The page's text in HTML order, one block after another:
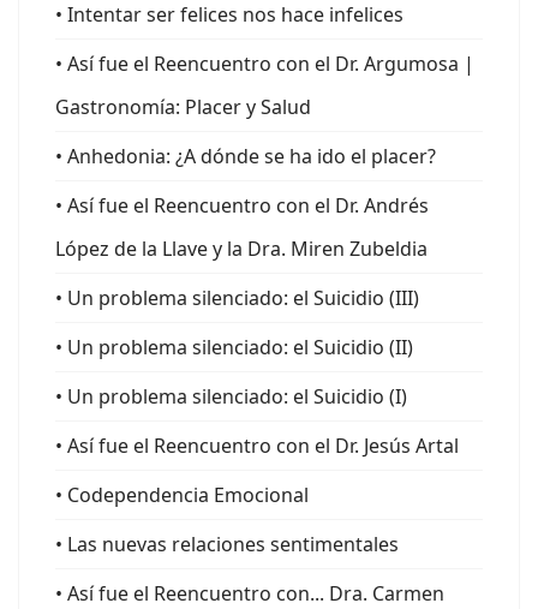
• Intentar ser felices nos hace infelices
• Así fue el Reencuentro con el Dr. Argumosa |
Gastronomía: Placer y Salud
• Anhedonia: ¿A dónde se ha ido el placer?
• Así fue el Reencuentro con el Dr. Andrés
López de la Llave y la Dra. Miren Zubeldia
• Un problema silenciado: el Suicidio (III)
• Un problema silenciado: el Suicidio (II)
• Un problema silenciado: el Suicidio (I)
• Así fue el Reencuentro con el Dr. Jesús Artal
• Codependencia Emocional
• Las nuevas relaciones sentimentales
• Así fue el Reencuentro con... Dra. Carmen